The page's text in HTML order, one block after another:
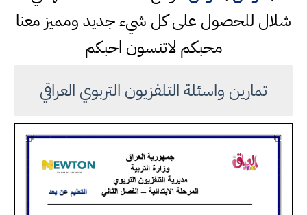
شلال للحصول على كل شيء جديد ومميز معنا
محبكم لاتنسون احبكم
تمارين واسئلة التلفزيون التربوي العراقي